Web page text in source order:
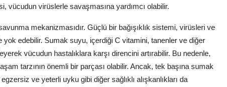
vücudun virüslerle savaşmasına yardımcı olabilir.
mekanizmasıdır. Güçlü bir bağışıklık sistemi, virüsleri ve
yok edebilir. Sumak suyu, içerdiği C vitamini, tanenler ve diğer
vücudun hastalıklara karşı direncini artırabilir. Bu nedenle,
tarzının önemli bir parçası olabilir. Ancak, tek başına sumak
ve yeterli uyku gibi diğer sağlıklı alışkanlıkları da